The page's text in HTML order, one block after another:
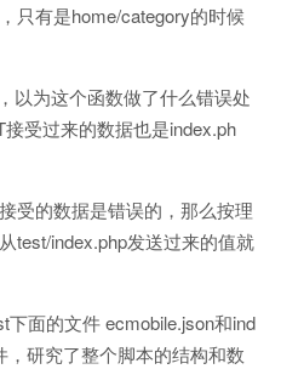
只有是home/category的时候
以为这个函数做了什么错误处
受过来的数据也是index.ph
受的数据是错误的，那么按理
test/index.php发送过来的值就
面的文件 ecmobile.json和ind
研究了整个脚本的结构和数